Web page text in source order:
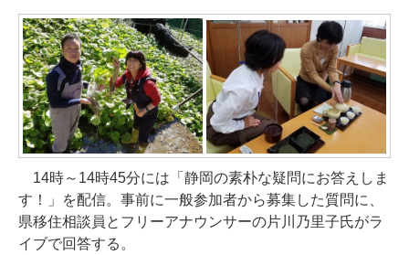
14時～14時45分には「静岡の素朴な疑問にお答えしま
す！」を配信。事前に一般参加者から募集した質問に、
県移住相談員とフリーアナウンサーの片川乃里子氏がラ
イブで回答する。